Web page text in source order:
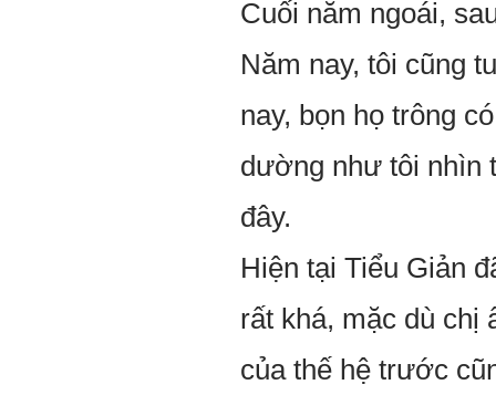
Cuối năm ngoái,
Năm nay, tôi cũng
nay, bọn họ trông
dường như tôi nhìn
đây.
Hiện tại Tiểu Giản
rất khá, mặc dù
của thế hệ trước